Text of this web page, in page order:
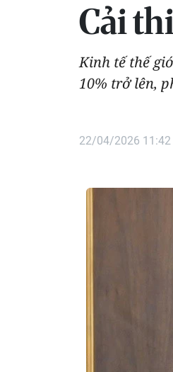
Cải
Kinh tế thế
10% trở lên,
22/04/2026 11:42